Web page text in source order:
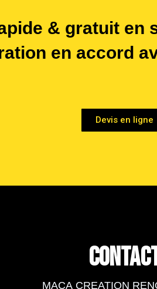
& gratuit en
en accord
Devis en ligne
MACA CREATION